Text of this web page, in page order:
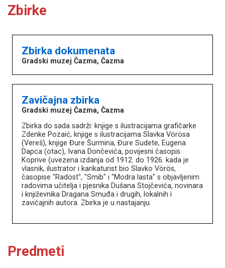
Zbirke
Zbirka dokumenata
Gradski muzej Čazma, Čazma
Zavičajna zbirka
Gradski muzej Čazma, Čazma
Zbirka do sada sadrži: knjige s ilustracijama grafičarke
Zdenke Pozaić, knjige s ilustracijama Slavka Vörösa
(Vereš), knjige Đure Šurmina, Đure Sudete, Eugena
Dapca (otac), Ivana Dončevića, povijesni časopis
Koprive (uvezena izdanja od 1912. do 1926. kada je
vlasnik, ilustrator i karikaturist bio Slavko Vörös,
časopise "Radost", "Smib" i "Modra lasta" s objavljenim
radovima učitelja i pjesnika Dušana Stojčevića, novinara
i književnika Dragana Smuđa i drugih, lokalnih i
zavičajnih autora. Zbirka je u nastajanju.
Predmeti